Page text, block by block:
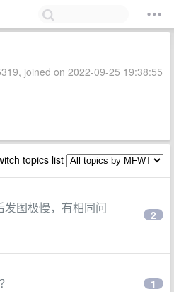
joined on 2022-09-25 19:38:55
topics list
发图极慢，有相同问
2
1